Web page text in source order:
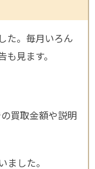
た。毎月いろん
見ます。
買取金額や説明
ました。